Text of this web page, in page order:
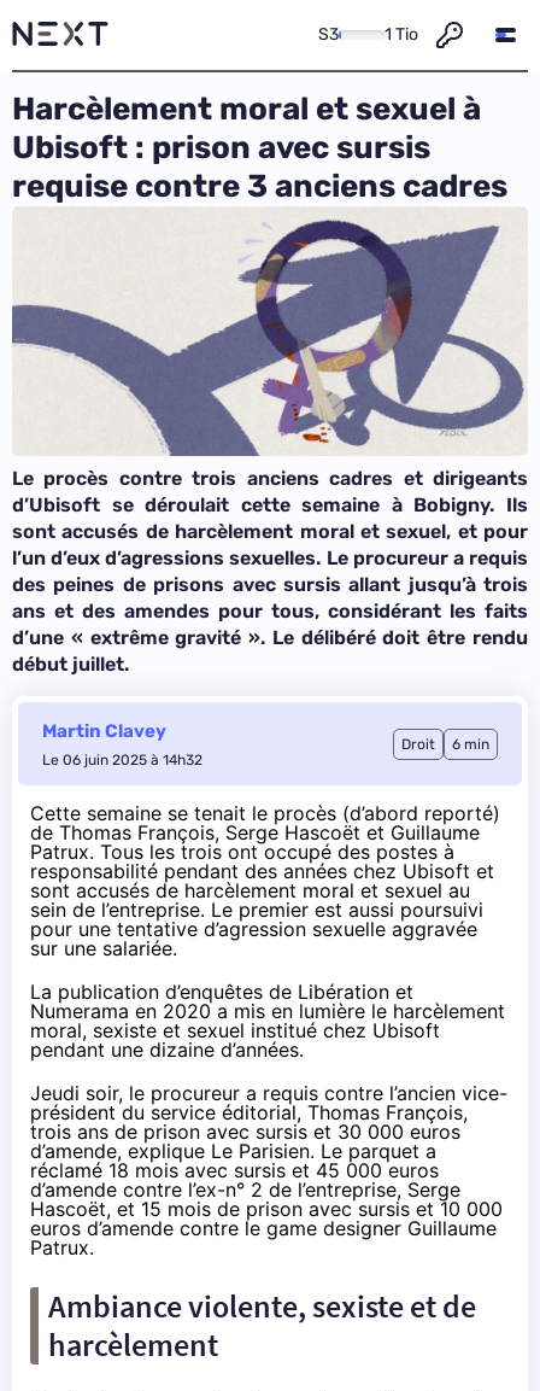
S3 1 Tio
Harcèlement moral et sexuel à
Ubisoft : prison avec sursis
requise contre 3 anciens cadres
Le procès contre trois anciens cadres et dirigeants
d’Ubisoft se déroulait cette semaine à Bobigny. Ils
sont accusés de harcèlement moral et sexuel, et pour
l’un d’eux d’agressions sexuelles. Le procureur a requis
des peines de prisons avec sursis allant jusqu’à trois
ans et des amendes pour tous, considérant les faits
d’une « extrême gravité ». Le délibéré doit être rendu
début juillet.
Martin Clavey
Le 06 juin 2025 à 14h32
Droit 6 min
Cette semaine se tenait le procès (d’abord reporté)
de Thomas François, Serge Hascoët et Guillaume
Patrux. Tous les trois ont occupé des postes à
responsabilité pendant des années chez Ubisoft et
sont accusés de harcèlement moral et sexuel au
sein de l’entreprise. Le premier est aussi poursuivi
pour une tentative d’agression sexuelle aggravée
sur une salariée.
La publication d’enquêtes de Libération et
Numerama en 2020 a mis en lumière le harcèlement
moral, sexiste et sexuel institué chez Ubisoft
pendant une dizaine d’années.
Jeudi soir, le procureur a requis contre l’ancien vice-
président du service éditorial, Thomas François,
trois ans de prison avec sursis et 30 000 euros
d’amende, explique Le Parisien. Le parquet a
réclamé 18 mois avec sursis et 45 000 euros
d’amende contre l’ex-n° 2 de l’entreprise, Serge
Hascoët, et 15 mois de prison avec sursis et 10 000
euros d’amende contre le game designer Guillaume
Patrux.
Ambiance violente, sexiste et de
harcèlement